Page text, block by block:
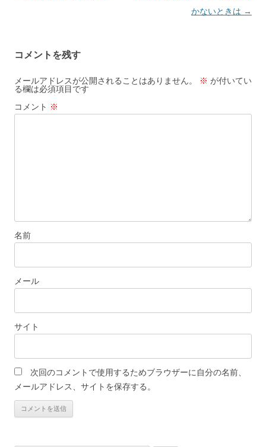
ゲ
ー
シ
ョ
かないときは →
コメントを残す
メールアドレスが公開されることはありません。 ※ が付いてい
る欄は必須項目です
コメント ※
名前
メール
サイト
次回のコメントで使用するためブラウザーに自分の名前、
メールアドレス、サイトを保存する。